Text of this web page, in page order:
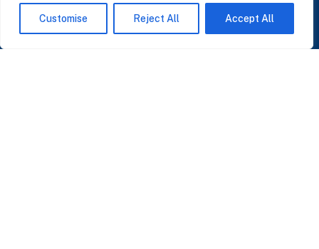
Customise Reject All Accept All
SUSCRÍBASE A NUESTRAS NOTICIAS
Perspectivas sobre IA, datos y CRM. Sin spam, solo lo que importa.